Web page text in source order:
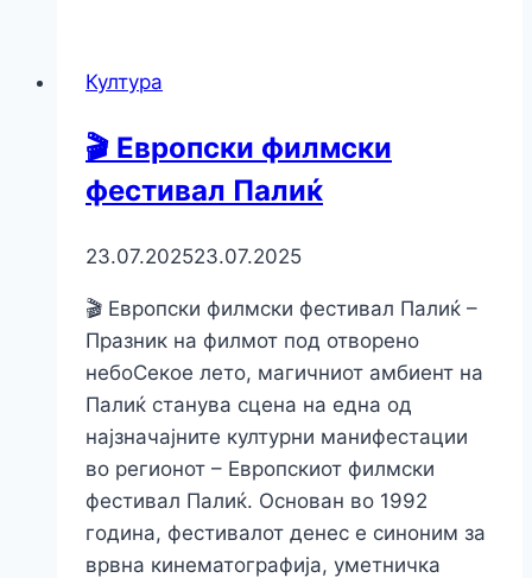
Култура
🎬 Европски филмски
фестивал Палиќ
23.07.202523.07.2025
🎬 Европски филмски фестивал Палиќ –
Празник на филмот под отворено
небоСекоe лето, магичниот амбиент на
Палиќ станува сцена на една од
најзначајните културни манифестации
во регионот – Европскиот филмски
фестивал Палиќ. Основан во 1992
година, фестивалот денес е синоним за
врвна кинематографија, уметничка